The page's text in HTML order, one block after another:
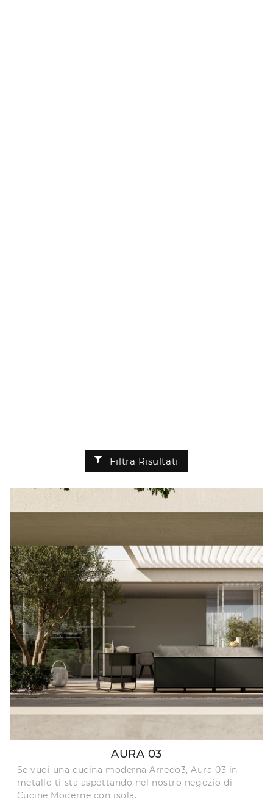
Filtra Risultati
AURA 03
Se vuoi una cucina moderna Arredo3, Aura 03 in
metallo ti sta aspettando nel nostro negozio di
Cucine Moderne con isola.